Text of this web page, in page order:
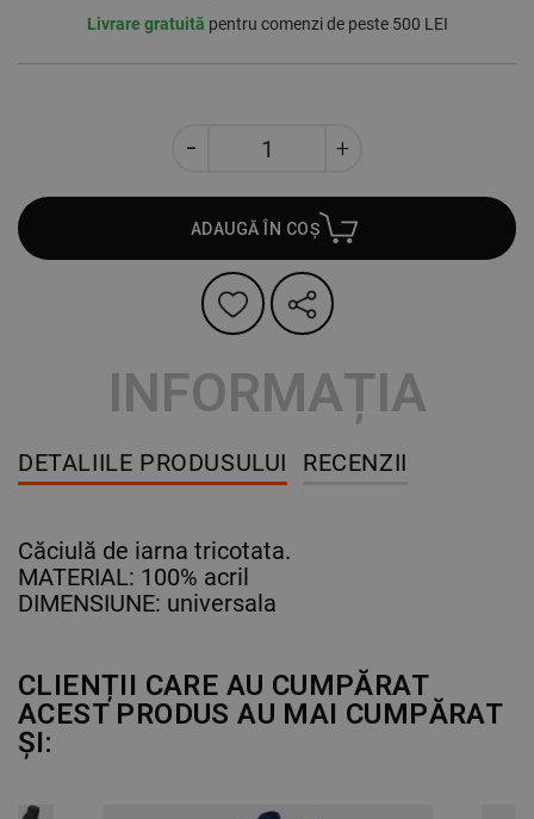
Livrare gratuită pentru comenzi de peste 500 LEI
ADAUGĂ ÎN COȘ
INFORMAȚIA
DETALIILE PRODUSULUI RECENZII
Căciulă de iarna tricotata.
MATERIAL: 100% acril
DIMENSIUNE: universala
CLIENȚII CARE AU CUMPĂRAT
ACEST PRODUS AU MAI CUMPĂRAT
ȘI: